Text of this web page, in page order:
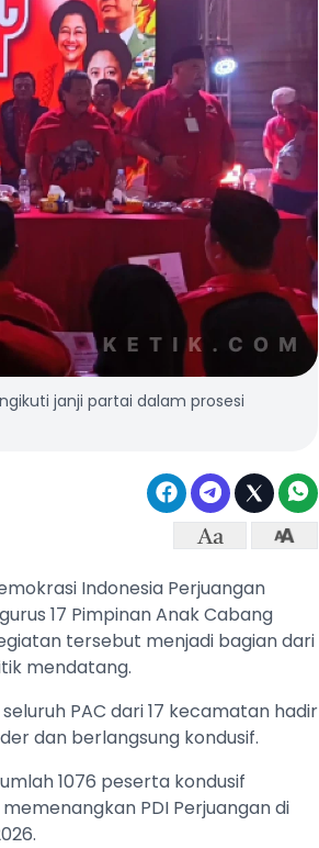
janji partai dalam prosesi
Indonesia Perjuangan
17 Pimpinan Anak Cabang
tersebut menjadi bagian dari
mendatang.
PAC dari 17 kecamatan hadir
dan berlangsung kondusif.
1076 peserta kondusif
PDI Perjuangan di